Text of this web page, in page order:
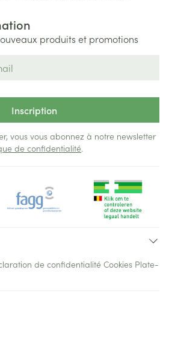
produits et promotions
Inscription
vous vous abonnez à notre newsletter
de confidentialité.
de confidentialité Cookies Plate-